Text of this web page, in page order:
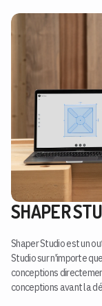
SHAPER
Shaper Studio est un
Studio sur n'importe
conceptions
conceptions avant la